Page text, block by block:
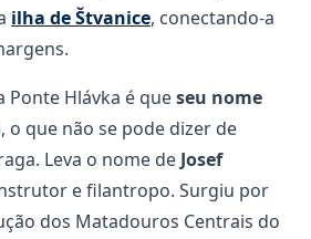
ilha de Štvanice, conectando-a
Ponte Hlávka é queseu nome
, o que não se pode dizer de
Leva o nome de Josef
e filantropo. Surgiu por
dos Matadouros Centrais do